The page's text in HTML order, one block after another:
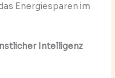
Energiesparen im
Intelligenz